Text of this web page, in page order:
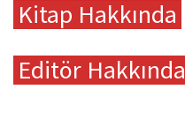
Kitap Hakkında
Editör Hakkında